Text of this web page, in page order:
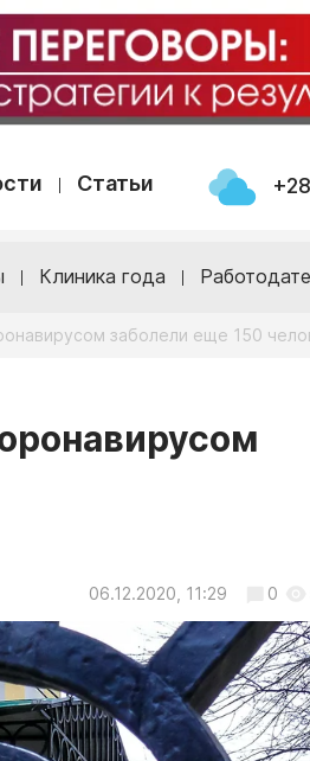
Статьи
Клиника года
заболели еще 150
06.12.2020, 11:29 0